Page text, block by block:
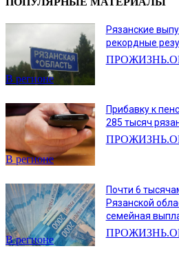
В регионе
Рязанские
рекордные
В регионе
Прибавку к
285 тысяч
В регионе
Почти 6
Рязанской
семейная